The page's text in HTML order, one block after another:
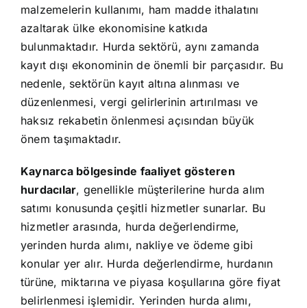
malzemelerin kullanımı, ham madde ithalatını
azaltarak ülke ekonomisine katkıda
bulunmaktadır. Hurda sektörü, aynı zamanda
kayıt dışı ekonominin de önemli bir parçasıdır. Bu
nedenle, sektörün kayıt altına alınması ve
düzenlenmesi, vergi gelirlerinin artırılması ve
haksız rekabetin önlenmesi açısından büyük
önem taşımaktadır.
Kaynarca bölgesinde faaliyet gösteren
hurdacılar, genellikle müşterilerine hurda alım
satımı konusunda çeşitli hizmetler sunarlar. Bu
hizmetler arasında, hurda değerlendirme,
yerinden hurda alımı, nakliye ve ödeme gibi
konular yer alır. Hurda değerlendirme, hurdanın
türüne, miktarına ve piyasa koşullarına göre fiyat
belirlenmesi işlemidir. Yerinden hurda alımı,